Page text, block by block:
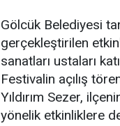
Gölcük Belediyesi
gerçekleştirilen
sanatları ustaları
Festivalin açılış
Yıldırım Sezer,
yönelik etkinliklere